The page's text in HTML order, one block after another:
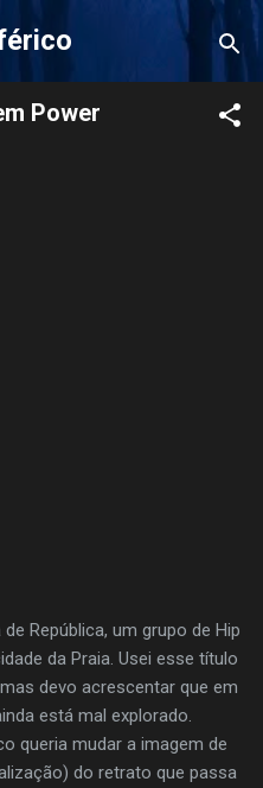
principal
Power
República, um grupo de Hip
da Praia. Usei esse título
devo acrescentar que em
está mal explorado.
queria mudar a imagem de
do retrato que passa